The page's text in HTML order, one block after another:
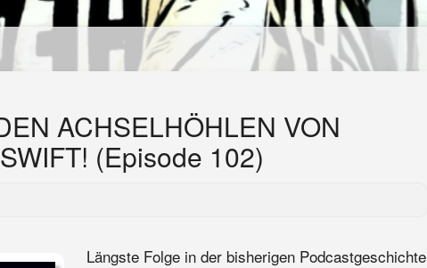
ACHSELHÖHLEN VON
(Episode 102)
Längste Folge in der bisherigen Podcastgeschichte